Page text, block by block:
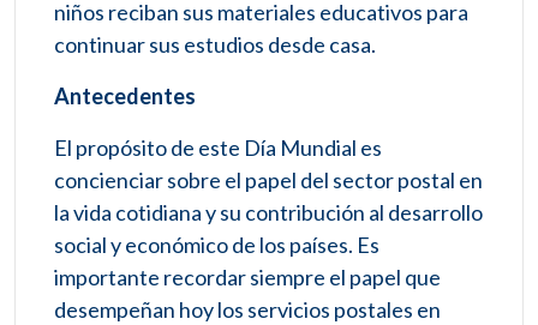
niños reciban sus materiales educativos para
continuar sus estudios desde casa.
Antecedentes
El propósito de este Día Mundial es
concienciar sobre el papel del sector postal en
la vida cotidiana y su contribución al desarrollo
social y económico de los países. Es
importante recordar siempre el papel que
desempeñan hoy los servicios postales en